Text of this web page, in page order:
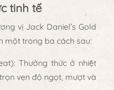
tinh tế
vị Jack Daniel’s Gold
một trong ba cách sau:
Thưởng thức ở nhiệt
vẹn độ ngọt, mượt và